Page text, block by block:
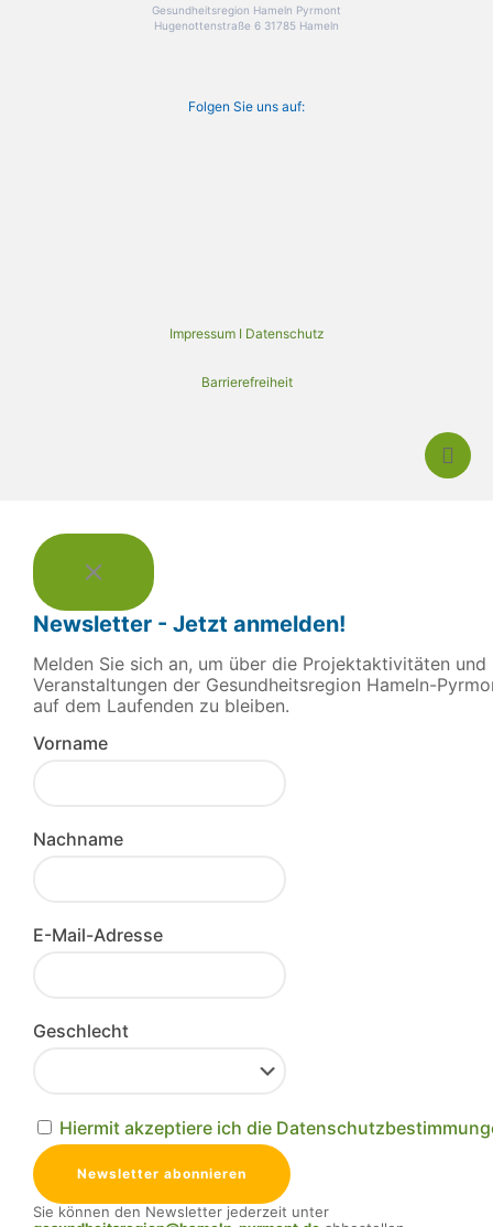
Gesundheitsregion Hameln Pyrmont
Hugenottenstraße 6 31785 Hameln
Folgen Sie uns auf:
Impressum I Datenschutz
Barrierefreiheit
Newsletter - Jetzt anmelden!
Melden Sie sich an, um über die Projektaktivitäten und
Veranstaltungen der Gesundheitsregion Hameln-
auf dem Laufenden zu bleiben.
Vorname
Nachname
E-Mail-Adresse
Geschlecht
Hiermit akzeptiere ich die
Sie können den Newsletter jederzeit unter